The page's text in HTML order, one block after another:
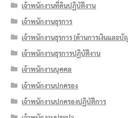
เจ้าพนักงานที่ดินปฏิบัติงาน
เจ้าพนักงานธุรการ
เจ้าพนักงานธุรการ (ด้านการเงินและบั
เจ้าพนักงานธุรการปฏิบัติงาน
เจ้าพนักงานบุคคล
เจ้าพนักงานปกครอง
เจ้าพนักงานปกครองปฏิบัติการ